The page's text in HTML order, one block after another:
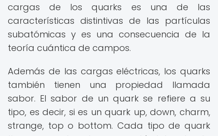
cargas de los quarks es una de las
características distintivas de las partículas
subatómicas y es una consecuencia de la
teoría cuántica de campos.
Además de las cargas eléctricas, los quarks
también tienen una propiedad llamada
sabor. El sabor de un quark se refiere a su
tipo, es decir, si es un quark up, down, charm,
strange, top o bottom. Cada tipo de quark